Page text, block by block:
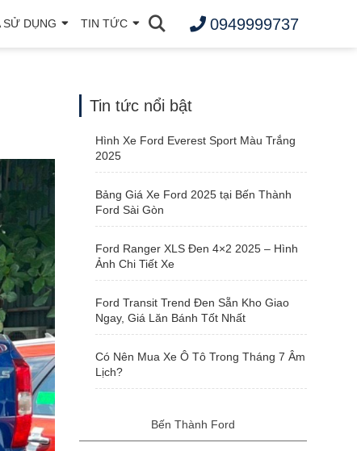
SỬ DỤNG TIN TỨC 0949999737
Tin tức nổi bật
Hình Xe Ford Everest Sport Màu Trắng
2025
Bảng Giá Xe Ford 2025 tại Bến Thành
Ford Sài Gòn
Ford Ranger XLS Đen 4×2 2025 – Hình
Ảnh Chi Tiết Xe
Ford Transit Trend Đen Sẵn Kho Giao
Ngay, Giá Lăn Bánh Tốt Nhất
Có Nên Mua Xe Ô Tô Trong Tháng 7 Âm
Lịch?
Bến Thành Ford